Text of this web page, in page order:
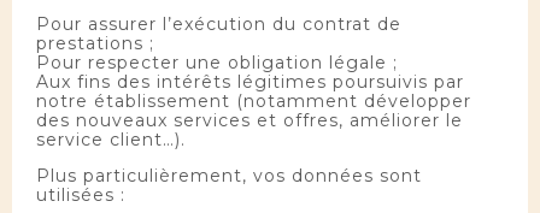
Pour assurer l’exécution du contrat de
prestations ;
Pour respecter une obligation légale ;
Aux fins des intérêts légitimes poursuivis par
notre établissement (notamment développer
des nouveaux services et offres, améliorer le
service client…).
Plus particulièrement, vos données sont
utilisées :